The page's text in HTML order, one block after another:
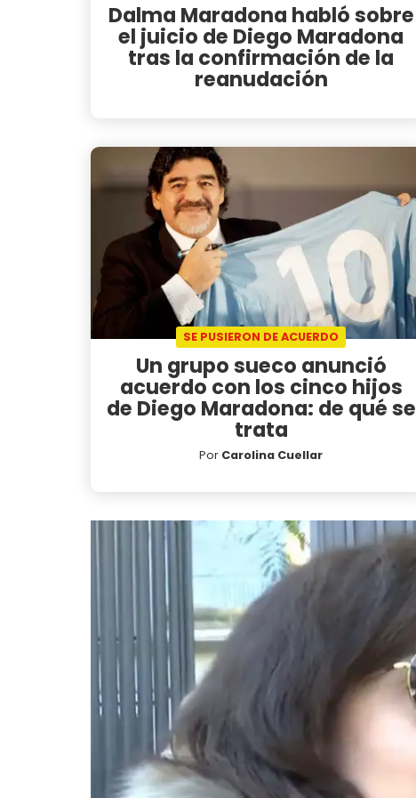
Dalma Maradona habló sobre
el juicio de Diego Maradona
tras la confirmación de la
reanudación
SE PUSIERON DE ACUERDO
Un grupo sueco anunció
acuerdo con los cinco hijos
de Diego Maradona: de qué se
trata
Por Carolina Cuellar